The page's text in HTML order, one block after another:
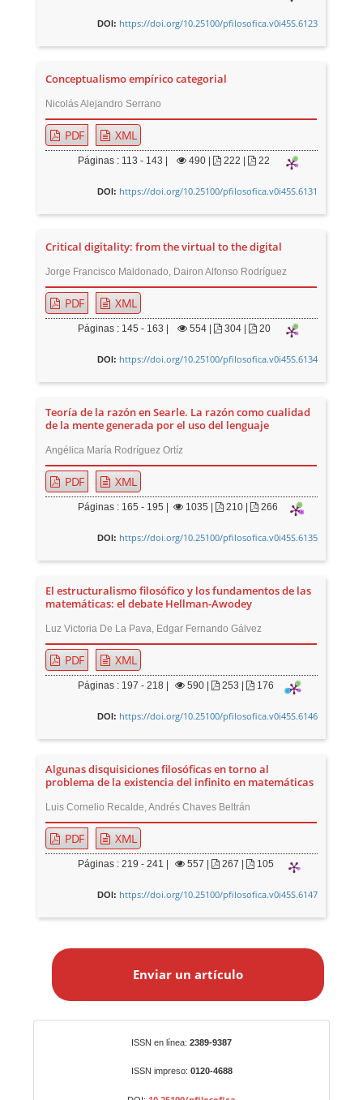
DOI: https://doi.org/10.25100/pfilosofica.v0i45S.6123
Conceptualismo empírico categorial
Nicolás Alejandro Serrano
PDF XML
Páginas : 113 - 143 | 490 222 | 22
DOI: https://doi.org/10.25100/pfilosofica.v0i45S.6131
Critical digitality: from the virtual to the digital
Jorge Francisco Maldonado, Dairon Alfonso Rodríguez
PDF XML
Páginas : 145 - 163 | 554| 304 | 20
DOI: https://doi.org/10.25100/pfilosofica.v0i45S.6134
Teoría de la razón en Searle. La razón como cualidad
de la mente generada por el uso del lenguaje
Angélica María Rodríguez Ortíz
PDF XML
Páginas : 165 - 195 | 1035 210 | 266
DOI: https://doi.org/10.25100/pfilosofica.v0i45S.6135
El estructuralismo filosófico y los fundamentos de las
matemáticas: el debate Hellman-Awodey
Luz Victoria De La Pava, Edgar Fernando Gálvez
PDF XML
Páginas : 197 - 218 | 590 253 | 176
DOI: https://doi.org/10.25100/pfilosofica.v0i45S.6146
Algunas disquisiciones filosóficas en torno al
problema de la existencia del infinito en matemáticas
Luis Cornelio Recalde, Andrés Chaves Beltrán
PDF XML
Páginas : 219 - 241 | 557 267 | 105
DOI: https://doi.org/10.25100/pfilosofica.v0i45S.6147
a
Enviar un artículo
ISSN en línea: 2389-9387
ISSN impreso: 0120-4688